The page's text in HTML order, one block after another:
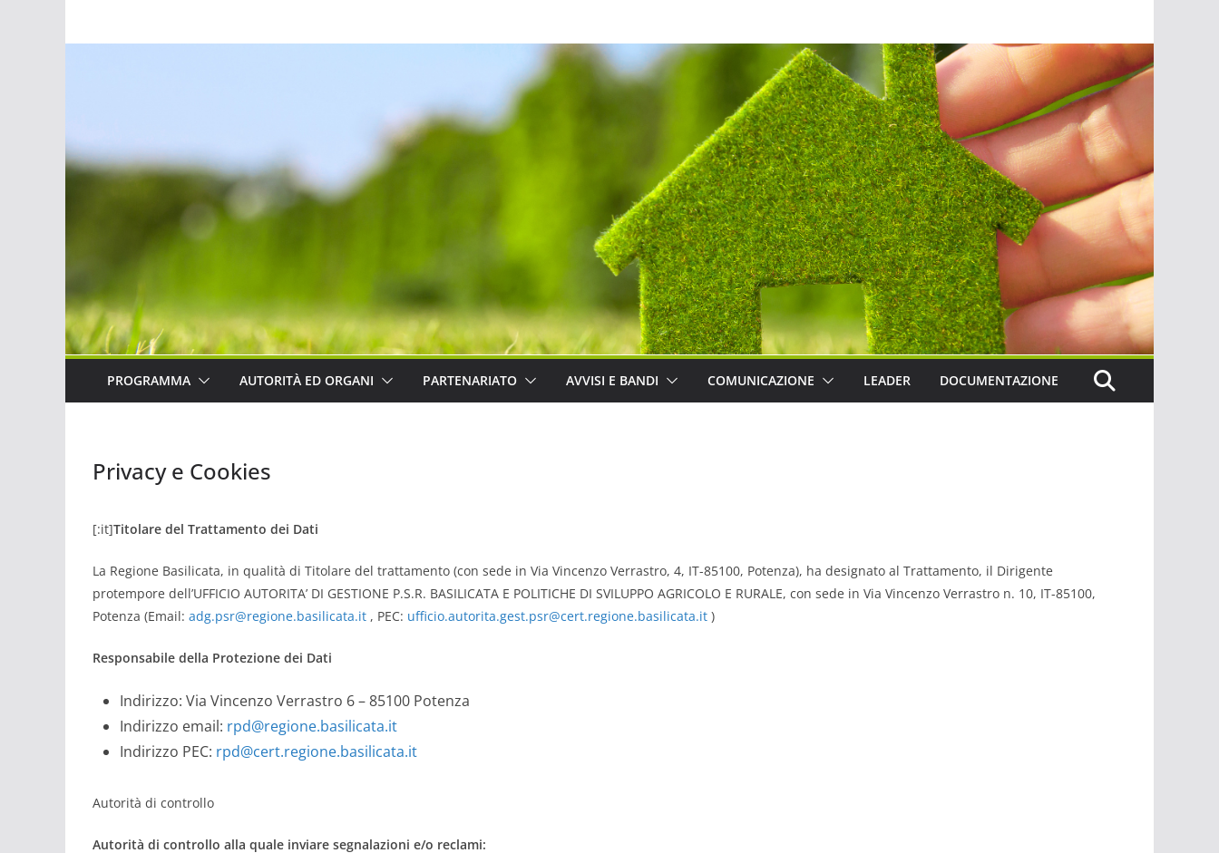
PROGRAMMA AUTORITÀ ED ORGANI PARTENARIATO AVVISI E BANDI COMUNICAZIONE LEADER DOCUMENTAZIONE
Privacy e Cookies
[:it]Titolare del Trattamento dei Dati
La Regione Basilicata, in qualità di Titolare del trattamento (con sede in Via Vincenzo Verrastro, 4, IT-85100, Potenza), ha designato al Trattamento, il Dirigente
protempore dell’UFFICIO AUTORITA’ DI GESTIONE P.S.R. BASILICATA E POLITICHE DI SVILUPPO AGRICOLO E RURALE, con sede in Via Vincenzo Verrastro n. 10, IT-85100,
Potenza (Email: adg.psr@regione.basilicata.it , PEC: ufficio.autorita.gest.psr@cert.regione.basilicata.it )
Responsabile della Protezione dei Dati
Indirizzo: Via Vincenzo Verrastro 6 – 85100 Potenza
Indirizzo email: rpd@regione.basilicata.it
Indirizzo PEC: rpd@cert.regione.basilicata.it
Autorità di controllo
Autorità di controllo alla quale inviare segnalazioni e/o reclami: